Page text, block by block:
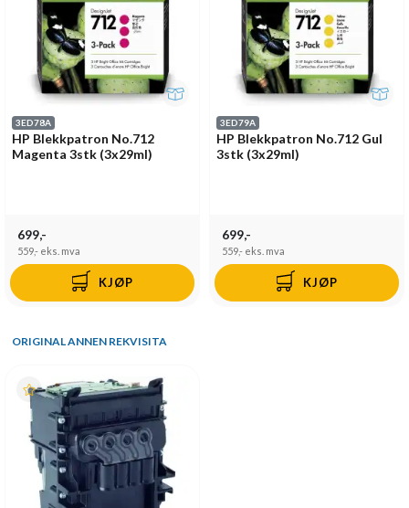
3ED78A
HP Blekkpatron No.712
Magenta 3stk (3x29ml)
699,-
559,- eks. mva
KJØP
3ED79A
HP Blekkpatron No.712 Gul
3stk (3x29ml)
699,-
559,- eks. mva
KJØP
ORIGINAL ANNEN REKVISITA